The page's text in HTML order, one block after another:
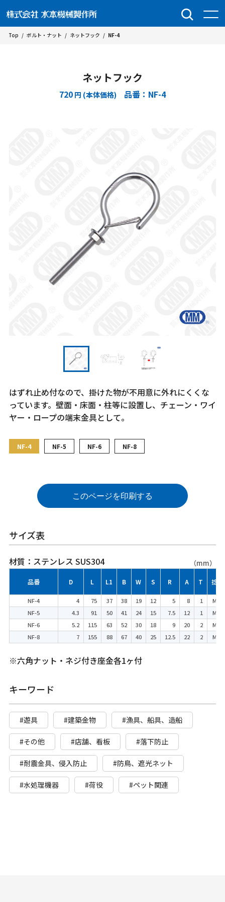
Top / ボルト・ナット / ネットフック / NF-4
ネットフック
720 円 (本体価格) 品番：NF-4
はずれ止め付なので、掛けた物が不用意に外れにくくな
っています。壁面・床面・柱等に設置し、チェーン・ワイ
ヤー・ロープの端末金具として。
NF-4 NF-5 NF-6 NF-8
このページを印刷する
サイズ表
材質：ステンレス SUS304 （mm）
品番 D L L1 B W S R A T 捻径
NF-4 4 75 37 38 19 12 5 8 1
M-4
NF-5
4.3 91 50 41 24 15 7.5 12 1
M-5
NF-6
5.2 115 63 52 30 18 9 20 2
M-6
NF-8
7 155 88 67 40 25 12.5 22 2 M-8
※六角ナット・ネジ付き座金各1ヶ付
キーワード
#遊具 #建築金物 #漁具、船具、造船
#その他 #店舗、看板 #落下防止
#耐震金具、侵入防止 #防鳥、遮光ネット
#水処理機器 #荷役 #ペット関連